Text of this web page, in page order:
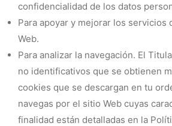
confidencialidad de los datos
Para apoyar y mejorar los servicios
Web.
Para analizar la navegación. El
no identificativos que se obtienen
cookies que se descargan en tu
navegas por el sitio Web cuyas
finalidad están detalladas en la